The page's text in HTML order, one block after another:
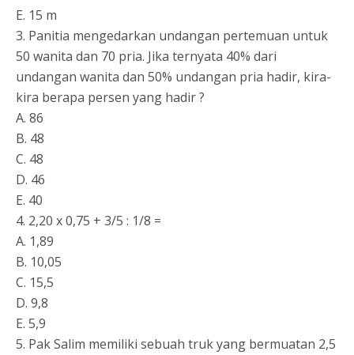
E. 15 m
3. Panitia mengedarkan undangan pertemuan untuk
50 wanita dan 70 pria. Jika ternyata 40% dari
undangan wanita dan 50% undangan pria hadir, kira-
kira berapa persen yang hadir ?
A. 86
B. 48
C. 48
D. 46
E. 40
4. 2,20 x 0,75 + 3/5 : 1/8 =
A. 1,89
B. 10,05
C. 15,5
D. 9,8
E. 5,9
5. Pak Salim memiliki sebuah truk yang bermuatan 2,5